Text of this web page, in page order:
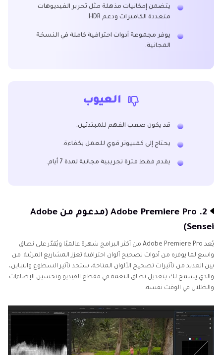
يتضمن إمكانيات مذهلة مثل تحرير الفيديوهات
متعددة الكاميرات ودعم HDR.
يوفر مجموعة أدوات احترافية كاملة في النسخة
المجانية.
العيوب
قد يكون صعب الفهم للمبتدئين.
يحتاج إلى كمبيوتر قوي للعمل بكفاءة.
يقدم فقط فترة تجريبية مجانية لمدة 7 أيام.
2. Adobe Premiere Pro (مدعوم من Adobe
Sensei)
يُعد Adobe Premiere Pro من أكثر البرامج شهرة عالميًا ويُقدّر على نطاق
واسع لما يوفره من أدوات تصحيح ألوان احترافية تعزز المشاريع المرئية. من
بين العديد من تأثيرات تصحيح الألوان المتاحة، ستجد تأثير السطوع والتباين،
والذي يسمح لك بتعديل نطاق النغمة في مقطع الفيديو وتحسين الإضاءات
والظلال في الوقت نفسه.